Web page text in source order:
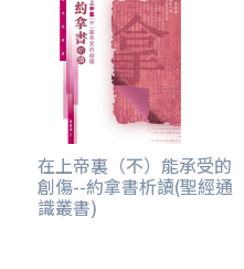
在上帝裏（不）能承受的
創傷--約拿書析讀(聖經通
識叢書)